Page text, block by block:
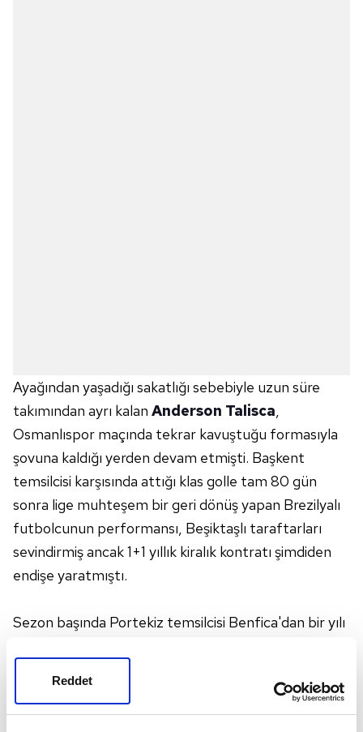
Reddet
Ayağından yaşadığı sakatlığı sebebiyle uzun süre
takımından ayrı kalan Anderson Talisca,
Osmanlıspor maçında tekrar kavuştuğu formasıyla
şovuna kaldığı yerden devam etmişti. Başkent
temsilcisi karşısında attığı klas golle tam 80 gün
sonra lige muhteşem bir geri dönüş yapan Brezilyalı
futbolcunun performansı, Beşiktaşlı taraftarları
sevindirmiş ancak 1+1 yıllık kiralık kontratı şimdiden
endişe yaratmıştı.
Sezon başında Portekiz temsilcisi Benfica'dan bir yılı
tarafından dönem bitiminde erkenden geri
çağıralacağı iddiaları sonrasında FANATİK, Talisca'nın